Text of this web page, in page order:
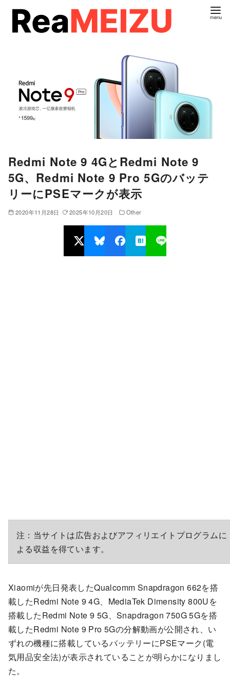
Redmi Note 9 4GとRedmi Note 9
5G、Redmi Note 9 Pro 5Gのバッテ
リーにPSEマークが表示
2020年11月28日 2025年10月20日 Other
注：当サイトは広告およびアフィリエイトプログラムに
よる収益を得ています。
Xiaomiが先日発表したQualcomm Snapdragon 662を搭
載したRedmi Note 9 4G、MediaTek Dimensity 800Uを
搭載したRedmi Note 9 5G、Snapdragon 750G 5Gを搭
載したRedmi Note 9 Pro 5Gの分解動画が公開され、い
ずれの機種に搭載しているバッテリーにPSEマーク(電
気用品安全法)が表示されていることが明らかになりまし
た。